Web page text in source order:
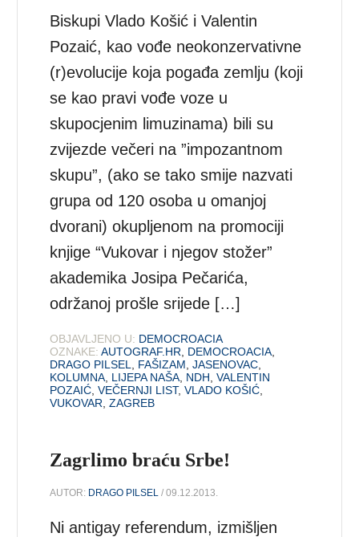
Biskupi Vlado Košić i Valentin
Pozaić, kao vođe neokonzervativne
(r)evolucije koja pogađa zemlju (koji
se kao pravi vođe voze u
skupocjenim limuzinama) bili su
zvijezde večeri na ”impozantnom
skupu”, (ako se tako smije nazvati
grupa od 120 osoba u omanjoj
dvorani) okupljenom na promociji
knjige “Vukovar i njegov stožer”
akademika Josipa Pečarića,
održanoj prošle srijede […]
OBJAVLJENO U: DEMOCROACIA
OZNAKE: AUTOGRAF.HR DEMOCROACIA
DRAGO PILSEL
FAŠIZAM ,JASENOVAC
KOLUMNA LIJEPA NAŠA NDH ,VALENTIN
POZAIĆ ,VEČERNJI LIST,VLADO KOŠIĆ
VUKOVAR ,ZAGREB
Zagrlimo braću Srbe!
AUTOR: DRAGO PILSEL / 09.12.2013.
Ni antigay referendum, izmišljen